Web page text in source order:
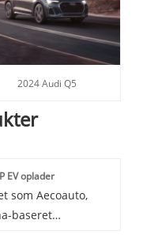
2024 Audi Q5
EV oplader
som Aecoauto,
baseret